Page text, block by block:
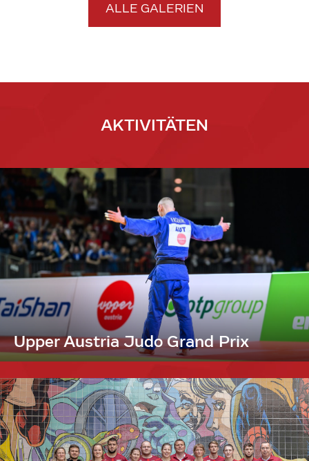
ALLE GALERIEN
AKTIVITÄTEN
Upper Austria Judo Grand Prix